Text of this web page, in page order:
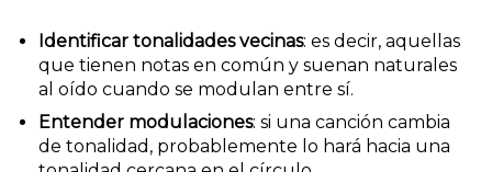
Identificar tonalidades vecinas: es decir, aquellas
que tienen notas en común y suenan naturales
al oído cuando se modulan entre sí.
Entender modulaciones: si una canción cambia
de tonalidad, probablemente lo hará hacia una